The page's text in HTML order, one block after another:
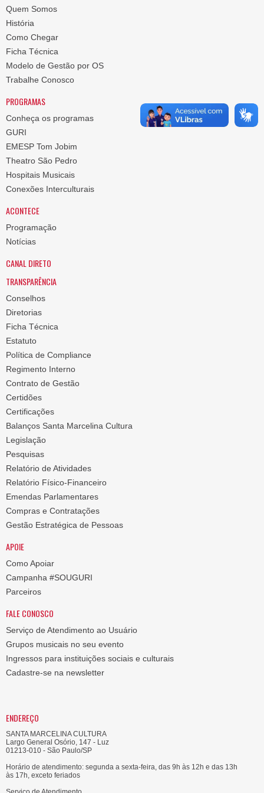
Quem Somos
História
Como Chegar
Ficha Técnica
Modelo de Gestão por OS
Trabalhe Conosco
PROGRAMAS
Conheça os programas
GURI
EMESP Tom Jobim
Theatro São Pedro
Hospitais Musicais
Conexões Interculturais
ACONTECE
Programação
Notícias
CANAL DIRETO
TRANSPARÊNCIA
Conselhos
Diretorias
Ficha Técnica
Estatuto
Política de Compliance
Regimento Interno
Contrato de Gestão
Certidões
Certificações
Balanços Santa Marcelina Cultura
Legislação
Pesquisas
Relatório de Atividades
Relatório Físico-Financeiro
Emendas Parlamentares
Compras e Contratações
Gestão Estratégica de Pessoas
APOIE
Como Apoiar
Campanha #SOUGURI
Parceiros
FALE CONOSCO
Serviço de Atendimento ao Usuário
Grupos musicais no seu evento
Ingressos para instituições sociais e culturais
Cadastre-se na newsletter
ENDEREÇO
SANTA MARCELINA CULTURA
Largo General Osório, 147 - Luz
01213-010 - São Paulo/SP
Horário de atendimento: segunda a sexta-feira, das 9h às 12h e das 13h
às 17h, exceto feriados